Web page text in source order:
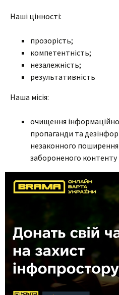
Наші цінності:
прозорість;
компетентність;
незалежність;
результативність
Наша місія:
очищення
пропаганди та
незаконного
забороненого контенту